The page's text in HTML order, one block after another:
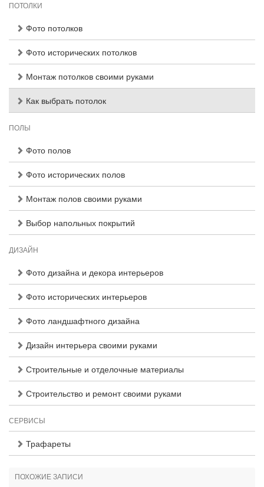
ПОТОЛКИ
Фото потолков
Фото исторических потолков
Монтаж потолков своими руками
Как выбрать потолок
ПОЛЫ
Фото полов
Фото исторических полов
Монтаж полов своими руками
Выбор напольных покрытий
ДИЗАЙН
Фото дизайна и декора интерьеров
Фото исторических интерьеров
Фото ландшафтного дизайна
Дизайн интерьера своими руками
Строительные и отделочные материалы
Строительство и ремонт своими руками
СЕРВИСЫ
Трафареты
ПОХОЖИЕ ЗАПИСИ